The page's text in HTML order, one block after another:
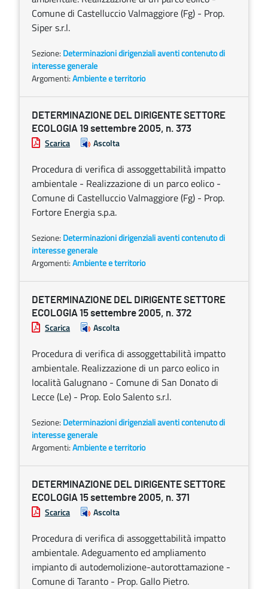
Comune di Castelluccio Valmaggiore (Fg) - Prop.
Siper s.r.l.
Sezione: Determinazioni dirigenziali aventi contenuto di
interesse generale
Argomenti:Ambiente e territorio
DETERMINAZIONE DEL DIRIGENTE SETTORE
ECOLOGIA 19 settembre 2005, n. 373
Scarica Ascolta
Procedura di verifica di assoggettabilità impatto
ambientale - Realizzazione di un parco eolico -
Comune di Castelluccio Valmaggiore (Fg) - Prop.
Fortore Energia s.p.a.
Sezione: Determinazioni dirigenziali aventi contenuto di
interesse generale
Argomenti:Ambiente e territorio
DETERMINAZIONE DEL DIRIGENTE SETTORE
ECOLOGIA 15 settembre 2005, n. 372
Scarica Ascolta
Procedura di verifica di assoggettabilità impatto
ambientale. Realizzazione di un parco eolico in
località Galugnano - Comune di San Donato di
Lecce (Le) - Prop. Eolo Salento s.r.l.
Sezione: Determinazioni dirigenziali aventi contenuto di
interesse generale
Argomenti:Ambiente e territorio
DETERMINAZIONE DEL DIRIGENTE SETTORE
ECOLOGIA 15 settembre 2005, n. 371
Scarica Ascolta
Procedura di verifica di assoggettabilità impatto
ambientale. Adeguamento ed ampliamento
impianto di autodemolizione-autorottamazione -
Comune di Taranto - Prop. Gallo Pietro.